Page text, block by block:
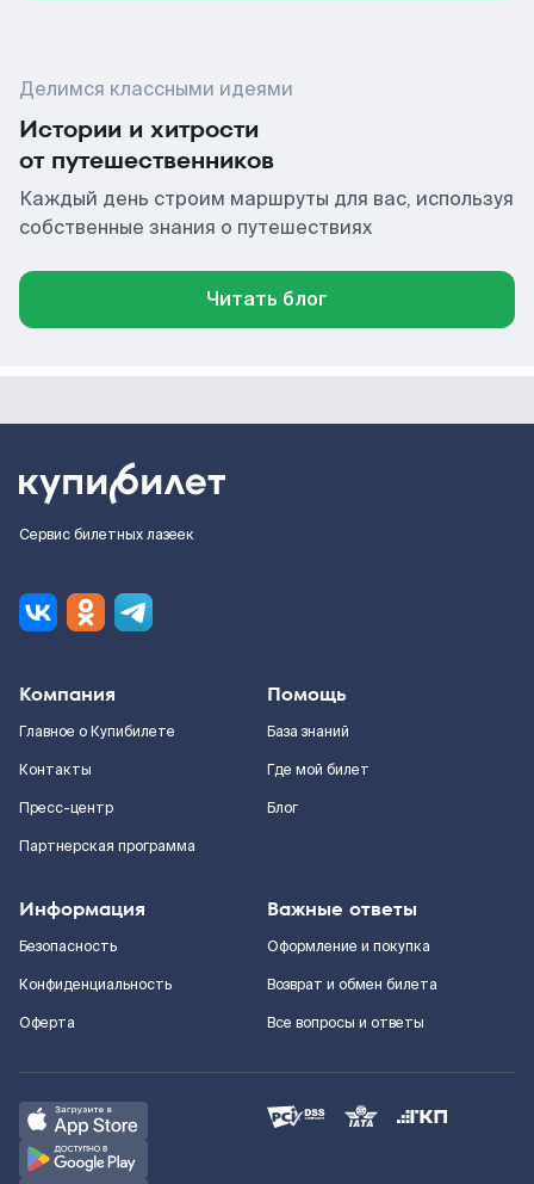
Делимся классными идеями
Истории и хитрости
от путешественников
Каждый день строим маршруты для вас, используя
собственные знания о путешествиях
Читать блог
Сервис билетных лазеек
Компания
Главное о Купибилете
Контакты
Пресс-центр
Партнерская программа
Помощь
База знаний
Где мой билет
Блог
Информация
Безопасность
Конфиденциальность
Оферта
Важные ответы
Оформление и покупка
Возврат и обмен билета
Все вопросы и ответы